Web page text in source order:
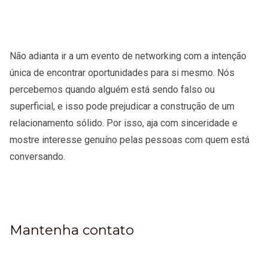
Não adianta ir a um evento de networking com a intenção
única de encontrar oportunidades para si mesmo. Nós
percebemos quando alguém está sendo falso ou
superficial, e isso pode prejudicar a construção de um
relacionamento sólido. Por isso, aja com sinceridade e
mostre interesse genuíno pelas pessoas com quem está
conversando.
Mantenha contato